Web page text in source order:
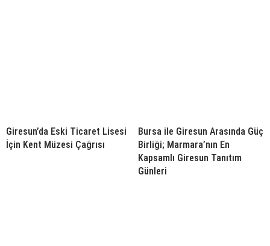
Giresun’da Eski Ticaret Lisesi
İçin Kent Müzesi Çağrısı
Bursa ile Giresun Arasında Güç
Birliği; Marmara’nın En
Kapsamlı Giresun Tanıtım
Günleri